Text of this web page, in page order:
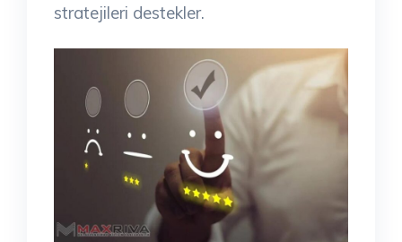
stratejileri destekler.